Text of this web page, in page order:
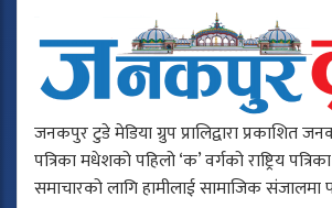
जनकपुर टुडे मेडिया ग्रुप प्रालिद्वारा प्रकाशित
पत्रिका मधेशको पहिलो ‘क’ वर्गको राष्ट्रिय
समाचारको लागि हामीलाई सामाजिक संजालमा